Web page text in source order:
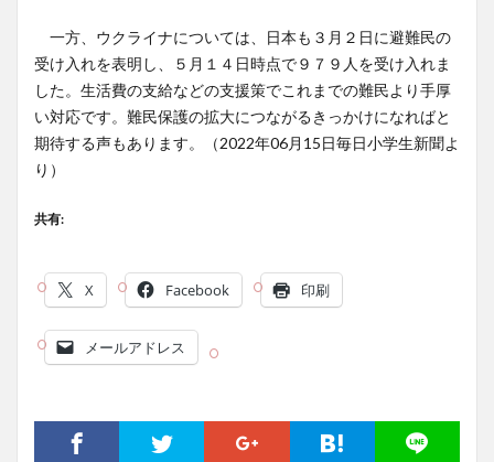
一方、ウクライナについては、日本も３月２日に避難民の
受け入れを表明し、５月１４日時点で９７９人を受け入れま
した。生活費の支給などの支援策でこれまでの難民より手厚
い対応です。難民保護の拡大につながるきっかけになればと
期待する声もあります。（2022年06月15日毎日小学生新聞よ
り）
共有:
X Facebook 印刷
メールアドレス